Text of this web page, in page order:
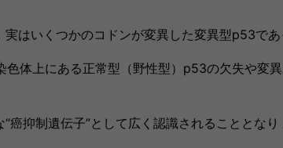
はいくつかのコドンが変異した変異型p53であ
色体上にある正常型（野性型）p53の欠失や変
癌抑制遺伝子”として広く認識されることとなり